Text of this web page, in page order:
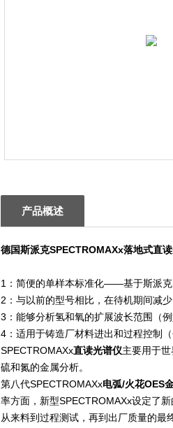
产品概述
德国斯派克SPECTROMAXx落地式直
1：简便的单样本标准化——基于斯派
2：与以前的型号相比，在待机期间减
3：能够分析氢和氧的扩展波长范围（例
4：适用于铸造厂材料进出和过程控制
SPECTROMAXx直读光谱仪主要用于
硫和氮的金属分析。
第八代SPECTROMAXx电弧/火花OES
率方面，新型SPECTROMAXx设定了新
从来料到过程测试，再到出厂质量的